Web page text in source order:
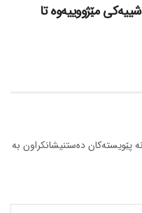
مێژووییەوە تا
پێویستەکان دەستنیشانکراون بە